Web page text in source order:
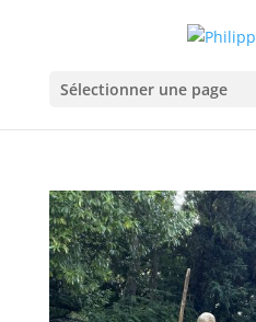
Sélectionner une page